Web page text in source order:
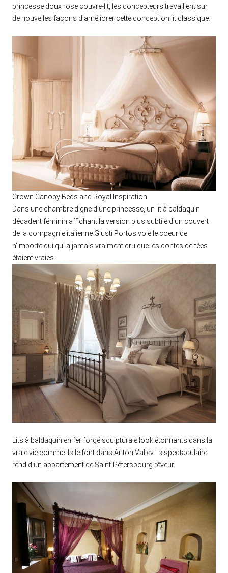
princesse doux rose couvre-lit, les concepteurs travaillent sur
de nouvelles façons d'améliorer cette conception lit classique.
Crown Canopy Beds and Royal Inspiration
Dans une chambre digne d'une princesse, un lit à baldaquin
décadent féminin affichant la version plus subtile d'un couvert
de la compagnie italienne Giusti Portos vole le coeur de
n'importe qui qui a jamais vraiment cru que les contes de fées
étaient vraies.
Lits à baldaquin en fer forgé sculpturale look étonnants dans la
vraie vie comme ils le font dans Anton Valiev ’ s spectaculaire
rend d'un appartement de Saint-Pétersbourg rêveur.